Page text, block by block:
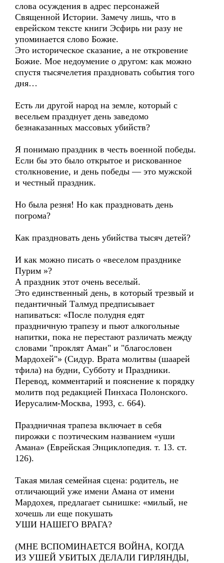
слова осуждения в адрес персонажей
Священной Истории. Замечу лишь, что в
еврейском тексте книги Эсфирь ни разу не
упоминается слово Божие.
Это историческое сказание, а не откровение
Божие. Мое недоумение о другом: как можно
спустя тысячелетия праздновать события того
дня…
Есть ли другой народ на земле, который с
весельем празднует день заведомо
безнаказанных массовых убийств?
Я понимаю праздник в честь военной победы.
Если бы это было открытое и рискованное
столкновение, и день победы — это мужской
и честный праздник.
Но была резня! Но как праздновать день
погрома?
Как праздновать день убийства тысяч детей?
И как можно писать о «веселом празднике
Пурим »?
А праздник этот очень веселый.
Это единственный день, в который трезвый и
педантичный Талмуд предписывает
напиваться: «После полудня едят
праздничную трапезу и пьют алкогольные
напитки, пока не перестают различать между
словами "проклят Аман" и "благословен
Мардохей"» (Сидур. Врата молитвы (шаарей
тфила) на будни, Субботу и Праздники.
Перевод, комментарий и пояснение к порядку
молитв под редакцией Пинхаса Полонского.
Иерусалим-Москва, 1993, с. 664).
Праздничная трапеза включает в себя
пирожки с поэтическим названием «уши
Амана» (Еврейская Энциклопедия. т. 13. ст.
126).
Такая милая семейная сцена: родитель, не
отличающий уже имени Амана от имени
Мардохея, предлагает сынишке: «милый, не
хочешь ли еще покушать
УШИ НАШЕГО ВРАГА?
(МНЕ ВСПОМИНАЕТСЯ ВОЙНА, КОГДА
ИЗ УШЕЙ УБИТЫХ ДЕЛАЛИ ГИРЛЯНДЫ,